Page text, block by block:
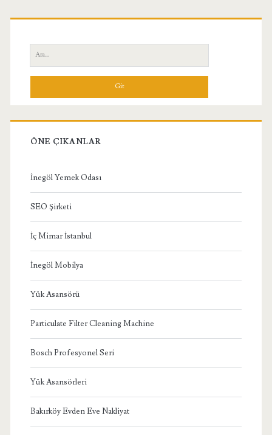
Birincil
Yan
Menü
Ara:
ÖNE ÇIKANLAR
İnegöl Yemek Odası
SEO Şirketi
İç Mimar İstanbul
İnegöl Mobilya
Yük Asansörü
Particulate Filter Cleaning Machine
Bosch Profesyonel Seri
Yük Asansörleri
Bakırköy Evden Eve Nakliyat